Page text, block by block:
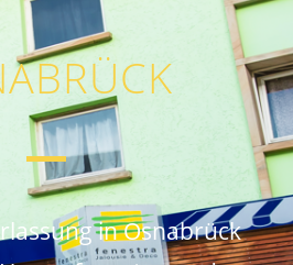
in Osnabrück